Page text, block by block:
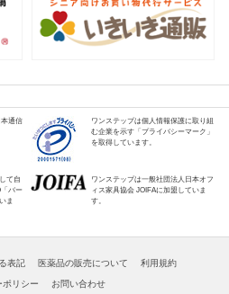
通信
ワンステップは個人情報保護に取り組
む企業を示す「プライバシーマーク」
を取得しています。
て自
バー
ま
ワンステップは一般社団法人日本オフ
ィス家具協会 JOIFAに加盟していま
す。
表記 医薬品の販売について 利用規約
ポリシー お問い合わせ